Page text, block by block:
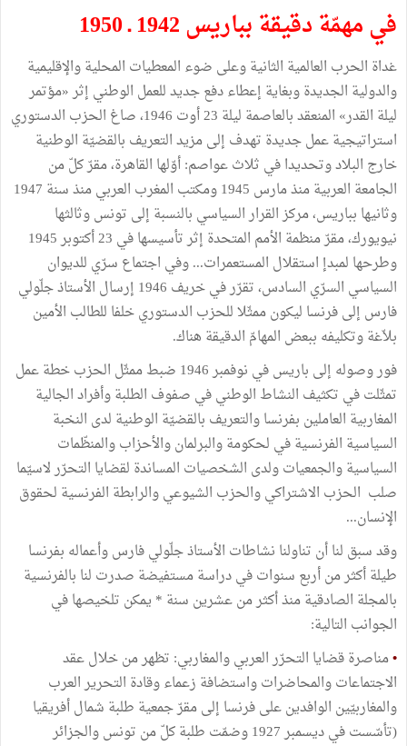
في مهمّة دقيقة بباريس 1942 ـ 1950
غداة الحرب العالمية الثانية وعلى ضوء المعطيات المحلية والإقليمية
والدولية الجديدة وبغاية إعطاء دفع جديد للعمل الوطني إثر «مؤتمر
ليلة القدر» المنعقد بالعاصمة ليلة 23 أوت 1946، صاغ الحزب الدستوري
استراتيجية عمل جديدة تهدف إلى مزيد التعريف بالقضيّة الوطنية
خارج البلاد وتحديدا في ثلاث عواصم: أوّلها القاهرة، مقرّ كلّ من
الجامعة العربية منذ مارس 1945 ومكتب المغرب العربي منذ سنة 1947
وثانيها بباريس، مركز القرار السياسي بالنسبة إلى تونس وثالثها
نيويورك، مقرّ منظمة الأمم المتحدة إثر تأسيسها في 23 أكتوبر 1945
وطرحها لمبدإ استقلال المستعمرات... وفي اجتماع سرّي للديوان
السياسي السرّي السادس، تقرّر في خريف 1946 إرسال الأستاذ جلّولي
فارس إلى فرنسا ليكون ممثّلا للحزب الدستوري خلفا للطالب الأمين
بلاّغة وتكليفه ببعض المهامّ الدقيقة هناك.
فور وصوله إلى باريس في نوفمبر 1946 ضبط ممثّل الحزب خطة عمل
تمثّلت في تكثيف النشاط الوطني في صفوف الطلبة وأفراد الجالية
المغاربية العاملين بفرنسا والتعريف بالقضيّة الوطنية لدى النخبة
السياسية الفرنسية في لحكومة والبرلمان والأحزاب والمنظّمات
السياسية والجمعيات ولدى الشخصيات المساندة لقضايا التحرّر لاسيّما
صلب الحزب الاشتراكي والحزب الشيوعي والرابطة الفرنسية لحقوق
الإنسان...
وقد سبق لنا أن تناولنا نشاطات الأستاذ جلّولي فارس وأعماله بفرنسا
طيلة أكثر من أربع سنوات في دراسة مستفيضة صدرت لنا بالفرنسية
بالمجلة الصادقية منذ أكثر من عشرين سنة * يمكن تلخيصها في
الجوانب التالية:
•مناصرة قضايا التحرّر العربي والمغاربي: تظهر من خلال عقد
الاجتماعات والمحاضرات واستضافة زعماء وقادة التحرير العرب
والمغاربيّين الوافدين على فرنسا إلى مقرّ جمعية طلبة شمال أفريقيا
(تأسّست في ديسمبر 1927 وضمّت طلبة كلّ من تونس والجزائر